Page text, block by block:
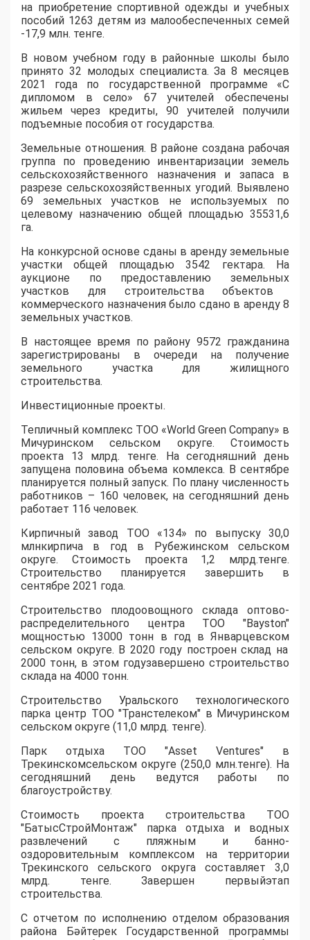
на приобретение спортивной одежды и учебных
пособий 1263 детям из малообеспеченных семей
-17,9 млн. тенге.
В новом учебном году в районные школы было
принято 32 молодых специалиста. За 8 месяцев
2021 года по государственной программе «С
дипломом в село» 67 учителей обеспечены
жильем через кредиты, 90 учителей получили
подъемные пособия от государства.
Земельные отношения. В районе создана рабочая
группа по проведению инвентаризации земель
сельскохозяйственного назначения и запаса в
разрезе сельскохозяйственных угодий. Выявлено
69 земельныхучастков не используемых по
целевому назначению общей площадью 35531,6
га.
На конкурсной основе сданы в аренду земельные
участки общей площадью 3542 гектара. На
аукционе по предоставлению земельных
участков для строительства объектов
коммерческого назначения было сдано в аренду 8
земельных участков.
В настоящее время по району 9572 гражданина
зарегистрированы в очереди на получение
земельного участка для жилищного
строительства.
Инвестиционные проекты.
Тепличный комплекс ТОО «World Green Company» в
Мичуринском сельском округе. Стоимость
проекта
13 млрд. тенге. На сегодняшний день
запущена половина объема комлекса. В сентябре
планируется полный запуск. По плану численность
работников – 160 человек, на сегодняшний день
работает 116 человек.
Кирпичный завод ТОО «134» по выпуску 30,0
млнкирпича в год в Рубежинскомсельском
округе. Стоимость проекта 1,2 млрд.тенге.
Строительство планируется завершить в
сентябре 2021 года.
Строительство плодоовощного склада оптово-
распределительного центра ТОО "Bayston"
мощностью 13000 тонн в год в Январцевском
сельском округе. В 2020 году построен склад на
2000 тонн, в этом годузавершено строительство
склада на 4000 тонн.
Строительство Уральского технологического
парка центр ТОО "Транстелеком" в Мичуринском
сельском округе (11,0 млрд. тенге).
Парк отдыха ТОО "Asset Ventures" в
Трекинскомсельском округе (250,0 млн.тенге). На
сегодняшний день ведутся работы по
благоустройству.
Стоимость проекта строительства ТОО
"БатысСтройМонтаж" парка отдыха и водных
развлечений с пляжным и банно-
оздоровительным комплексом на территории
Трекинского сельского округа составляет 3,0
млрд. тенге.Завершен первыйэтап
строительства.
С отчетом по исполнению отделом образования
района
БәйтерекГосударственной программы